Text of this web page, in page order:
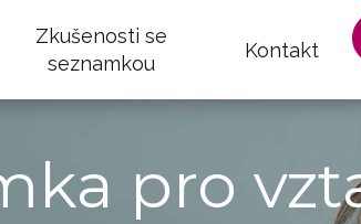
Zkušenosti se
seznamkou
Kontakt
pro